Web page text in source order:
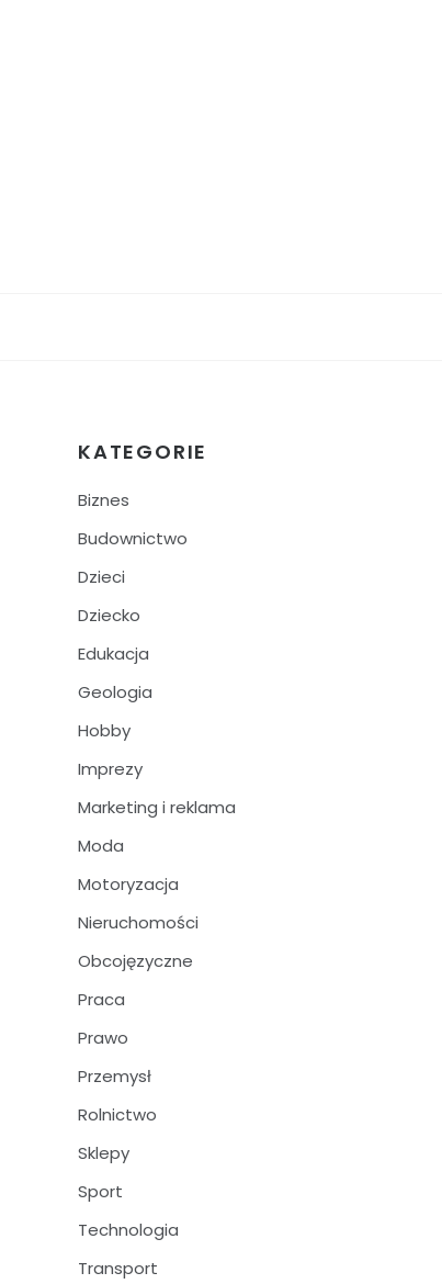
KATEGORIE
Biznes
Budownictwo
Dzieci
Dziecko
Edukacja
Geologia
Hobby
Imprezy
Marketing i reklama
Moda
Motoryzacja
Nieruchomości
Obcojęzyczne
Praca
Prawo
Przemysł
Rolnictwo
Sklepy
Sport
Technologia
Transport